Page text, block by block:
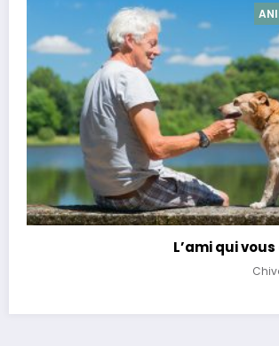
Conseils pour réduire le